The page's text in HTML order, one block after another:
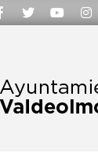
al 91 620 21 53 o